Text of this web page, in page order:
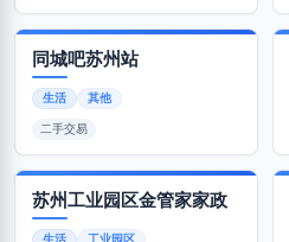
同城吧苏州站
生活 其他
二手交易
苏州工业园区金管家家政